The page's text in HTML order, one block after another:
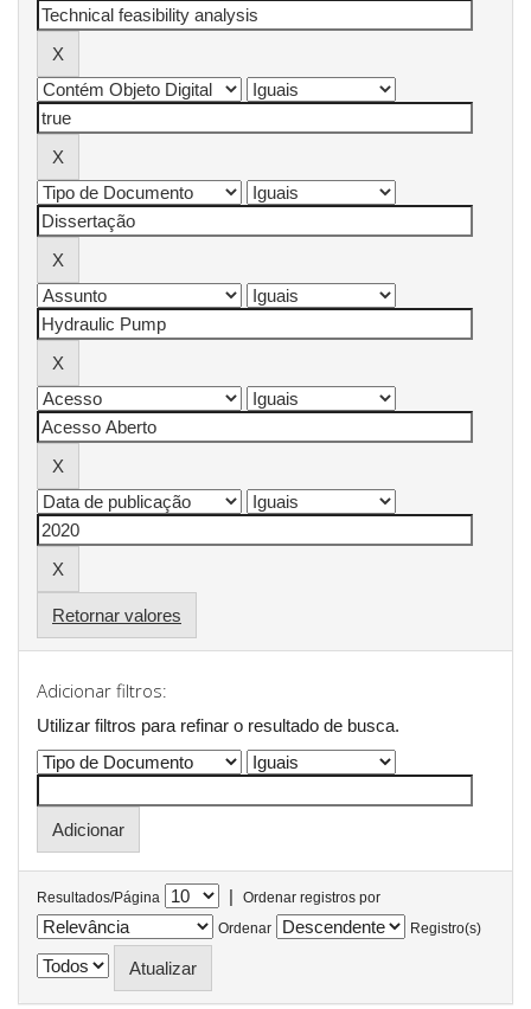
Retornar valores
Adicionar filtros:
Utilizar filtros para refinar o resultado de busca.
Resultados/Página |
Ordenar registros por
Ordenar
Registro(s)